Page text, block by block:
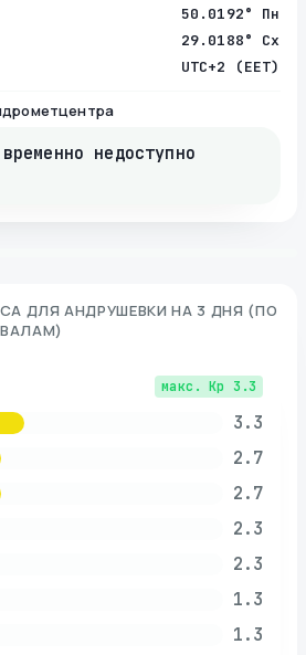
50.0192° Пн
29.0188° Сх
UTC+2 (EET)
недоступно
ДЛЯ АНДРУШЕВКИ НА 3 ДНЯ (ПО
макс. Kp 3.3
3.3
2.7
2.7
2.3
2.3
1.3
1.3